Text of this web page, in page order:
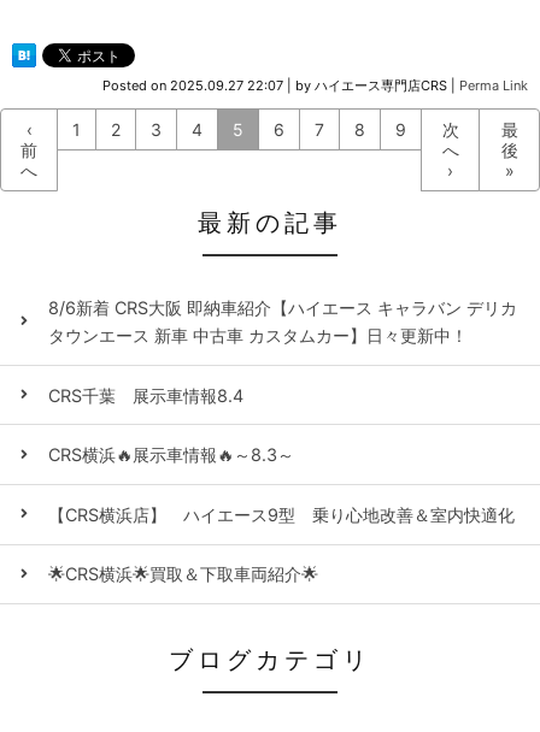
Posted on 2025.09.27 22:07 by ハイエース専門店CRS Perma Link
‹
前
へ
1 2 3 4 5 6 7 8 9
次
へ
›
最
後
»
最新の記事
8/6新着 CRS大阪 即納車紹介【ハイエース キャラバン デリカ
タウンエース 新車 中古車 カスタムカー】日々更新中！
CRS千葉 展示車情報8.4
CRS横浜🔥展示車情報🔥～8.3～
【CRS横浜店】 ハイエース9型 乗り心地改善＆室内快適化
🌟CRS横浜🌟買取＆下取車両紹介🌟
ブログカテゴリ